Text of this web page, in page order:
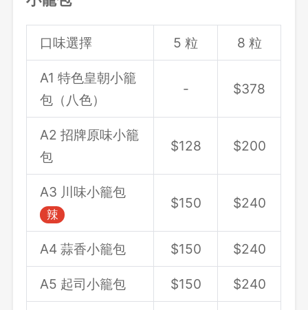
口味選擇 5 粒 8 粒
A1 特色皇朝小籠
包（八色）
- $378
A2 招牌原味小籠
包
$128 $200
A3 川味小籠包
辣
$150 $240
A4 蒜香小籠包 $150 $240
A5 起司小籠包 $150 $240